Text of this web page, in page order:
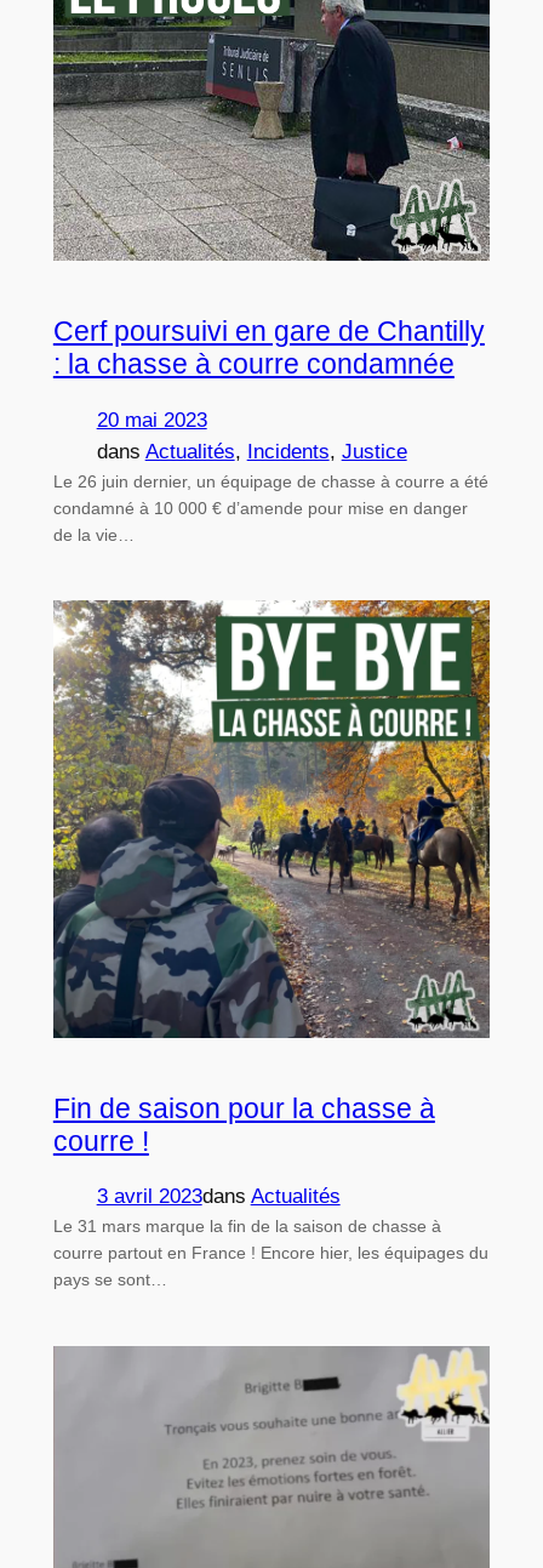
Cerf poursuivi en gare de Chantilly
: la chasse à courre condamnée
20 mai 2023
dans Actualités, Incidents, Justice
Le 26 juin dernier, un équipage de chasse à courre a été
condamné à 10 000 € d’amende pour mise en danger
de la vie…
Fin de saison pour la chasse à
courre !
3 avril 2023dans Actualités
Le 31 mars marque la fin de la saison de chasse à
courre partout en France ! Encore hier, les équipages du
pays se sont…